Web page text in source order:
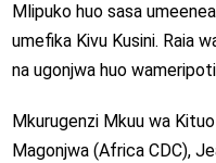
Mlipuko huo sasa
umefika Kivu Kusini. Raia
na ugonjwa huo
Mkurugenzi Mkuu wa
Magonjwa (Africa CDC),